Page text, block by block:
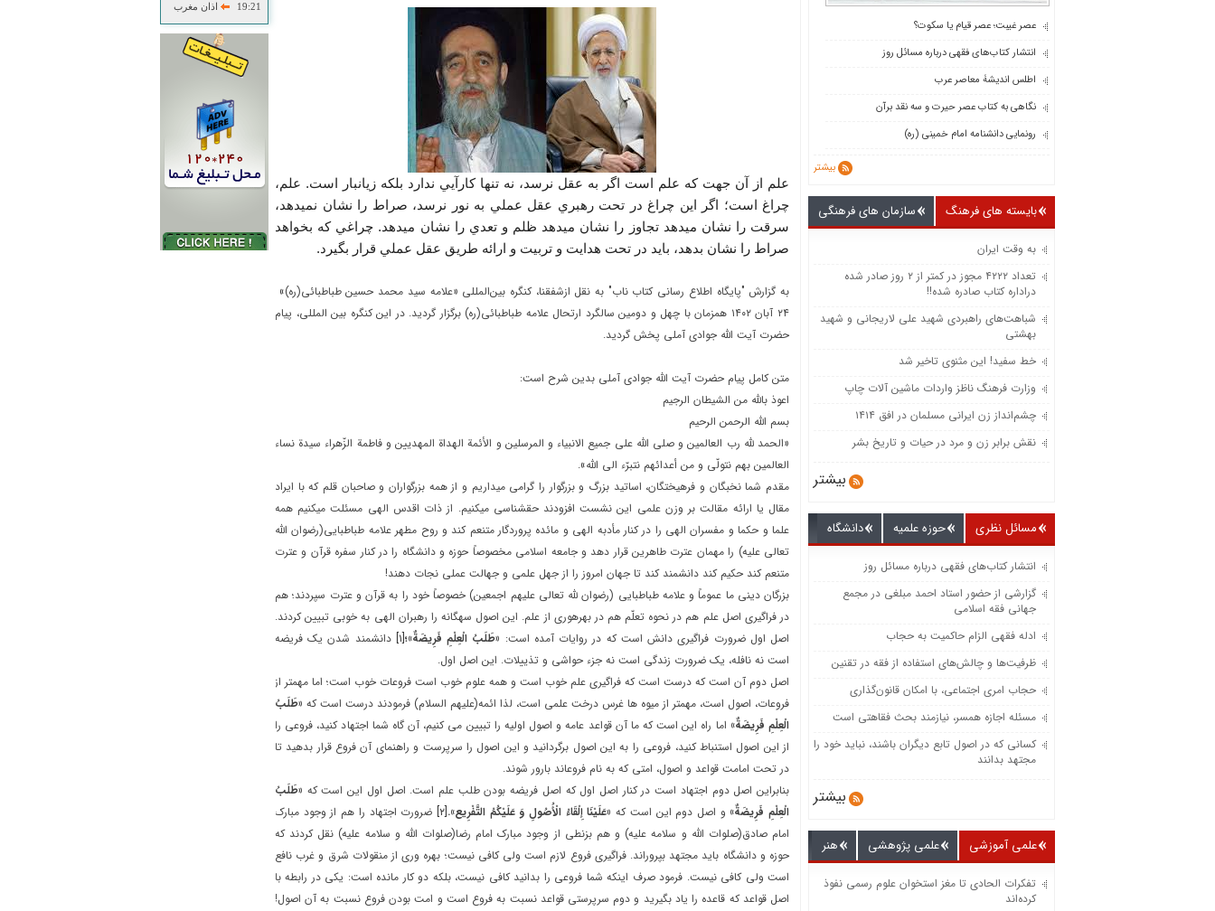
عصر غیبت؛ عصر قیام یا سکوت؟
انتشار کتاب‌های فقهی درباره مسائل روز
اطلس اندیشۀ معاصر عرب
نگاهی به کتاب عصر حیرت و سه نقد برآن
رونمایی دانشنامه امام خمینی (ره)
بیشتر
بایسته های فرهنگ سازمان های فرهنگی
به وقت ایران
تعداد ۴۲۲۲ مجوز در کمتر از ۲ روز صادر شده
دراداره کتاب صادره شده!!
شباهت‌های راهبردی شهید علی لاریجانی و شهید
بهشتی
خط سفید! این مثنوی تاخیر شد
وزارت فرهنگ ناظز واردات ماشین‌ آلات چاپ
چشم‌انداز زن ایرانی مسلمان در افق ۱۴۱۴
نقش برابر زن و مرد در حیات و تاریخ بشر
بیشتر
مسائل نظری حوزه علمیه دانشگاه
انتشار کتاب‌های فقهی درباره مسائل روز
گزارشی از حضور استاد احمد مبلغی در مجمع
جهانی فقه اسلامی
ادله فقهی الزام حاکمیت به حجاب
ظرفیت‌‌ها و چالش‌‌های استفاده از فقه در تقنین
حجاب امری اجتماعی، با امکان قانون‌گذاری
مسئله اجازه همسر، نیازمند بحث فقاهتی است
کسانی که در اصول تابع دیگران باشند، نباید خود را
مجتهد بدانند
بیشتر
علمی آموزشی علمی پژوهشی هنر
تفکرات الحادی تا مغز استخوان علوم رسمی نفوذ
کرده‌اند
19:21
اذان مغرب
علم از آن جهت که علم است اگر به عقل نرسد، نه تنها کارآيي ندارد بلکه زيانبار است. علم،
چراغ است؛ اگر اين چراغ در تحت رهبري عقل عملي به نور نرسد، صراط را نشان نميدهد،
سرقت را نشان ميدهد تجاوز را نشان ميدهد ظلم و تعدي را نشان ميدهد. چراغي که بخواهد
صراط را نشان بدهد، بايد در تحت هدايت و تربيت و ارائه طريق عقل عملي قرار بگيرد.
به گزارش "پایگاه اطلاع رسانی کتاب ناب" به نقل ازشفقنا، کنگره بین‌المللی «علامه سید محمد حسین طباطبائی(ره)»
۲۴ آبان ۱۴۰۲ همزمان با چهل و دومین سالگرد ارتحال علامه طباطبائی(ره) برگزار گردید. در این کنگره بین المللی، پیام
حضرت آیت الله جوادی آملی پخش گردید.
متن کامل پیام حضرت آیت الله جوادی آملی بدین شرح است:
اعوذ بالله من الشيطان الرجيم
بسم الله الرحمن الرحيم
«الحمد لله رب العالمين و صلي الله علي جميع الانبياء و المرسلين و الأئمة الهداة المهديين و فاطمة الزّهراء سيدة نساء
العالمين بهم نتولّي و من أعدائهم نتبرّء الي الله».
مقدم شما نخبگان و فرهيختگان، اساتيد بزرگ و بزرگوار را گرامي ميداريم و از همه بزرگواران و صاحبان قلم که با ايراد
مقال يا ارائه مقالت بر وزن علمي اين نشست افزودند حقشناسي ميکنيم. از ذات اقدس الهي مسئلت ميکنيم همه
علما و حکما و مفسران الهي را در کنار مأدبه الهي و مائده پروردگار متنعم کند و روح مطهر علامه طباطبايي(رضوان الله
تعالي عليه) را مهمان عترت طاهرين قرار دهد و جامعه اسلامي مخصوصاً حوزه و دانشگاه را در کنار سفره قرآن و عترت
متنعم کند حکيم کند دانشمند کند تا جهان امروز را از جهل علمي و جهالت عملي نجات دهند!
بزرگان ديني ما عموماً و علامه طباطبايي (رضوان لله تعالي عليهم اجمعين) خصوصاً خود را به قرآن و عترت سپردند؛ هم
در فراگيري اصل علم هم در نحوه تعلّم هم در بهرهوري از علم. اين اصول سهگانه را رهبران الهي به خوبي تبيين کردند.
اصل اول ضرورت فراگيري دانش است که در روايات آمده است: «طَلَبُ‏ الْعِلْمِ‏ فَرِيضَةٌ»؛[۱]
دانشمند شدن يک فريضه
است نه نافله، يک ضرورت زندگي است نه جزء حواشي و تذييلات. اين اصل اول.
اصل دوم آن است که درست است که فراگيري علم خوب است و همه علوم خوب است فروعات خوب است؛ اما مهمتر از
فروعات، اصول است، مهمتر از ميوه ها غرس درخت علمي است، لذا ائمه(عليهم السلام) فرمودند درست است که «طَلَبُ‏
الْعِلْمِ‏ فَرِيضَةٌ» اما راه اين است که ما آن قواعد عامه و اصول اوليه را تبيين مي کنيم، آن گاه شما اجتهاد کنيد، فروعي را
از اين اصول استنباط کنيد، فروعي را به اين اصول برگردانيد و اين اصول را سرپرست و راهنماي آن فروع قرار بدهيد تا
در تحت امامت قواعد و اصول، امتي که به نام فروعاند بارور شوند.
بنابراين اصل دوم اجتهاد است در کنار اصل اول که اصل فريضه بودن طلب علم است. اصل اول اين است که «طَلَبُ‏
الْعِلْمِ‏ فَرِيضَةٌ» و اصل دوم اين است که «عَلَيْنَا إِلْقَاءُ الْأُصُولِ وَ عَلَيْكُمُ التَّفْرِيع».[۲]
ضرورت اجتهاد را هم از وجود مبارک
امام صادق(صلوات الله و سلامه عليه) و هم بزنطي از وجود مبارک امام رضا(صلوات الله و سلامه عليه) نقل کردند که
حوزه و دانشگاه بايد مجتهد بپروراند. فراگيري فروع لازم است ولي کافي نيست؛ بهره وري از منقولات شرق و غرب نافع
است ولي کافي نيست. فرمود صرف اينکه شما فروعي را بدانيد کافي نيست، بلکه دو کار مانده است: يکي در رابطه با
اصل قواعد که قاعده را ياد بگيريد و دوم سرپرستي قواعد نسبت به فروع است و امت بودن فروع نسبت به آن اصول!